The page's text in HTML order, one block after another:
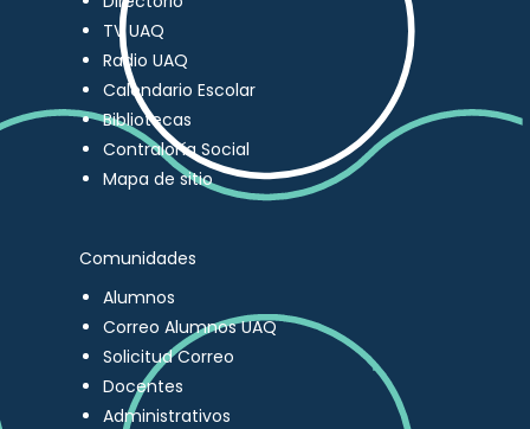
TV UAQ
Radio UAQ
Calendario Escolar
Bibliotecas
Contraloría Social
Mapa de sitio
Comunidades
Alumnos
Correo Alumnos UAQ
Solicitud Correo
Docentes
Administrativos